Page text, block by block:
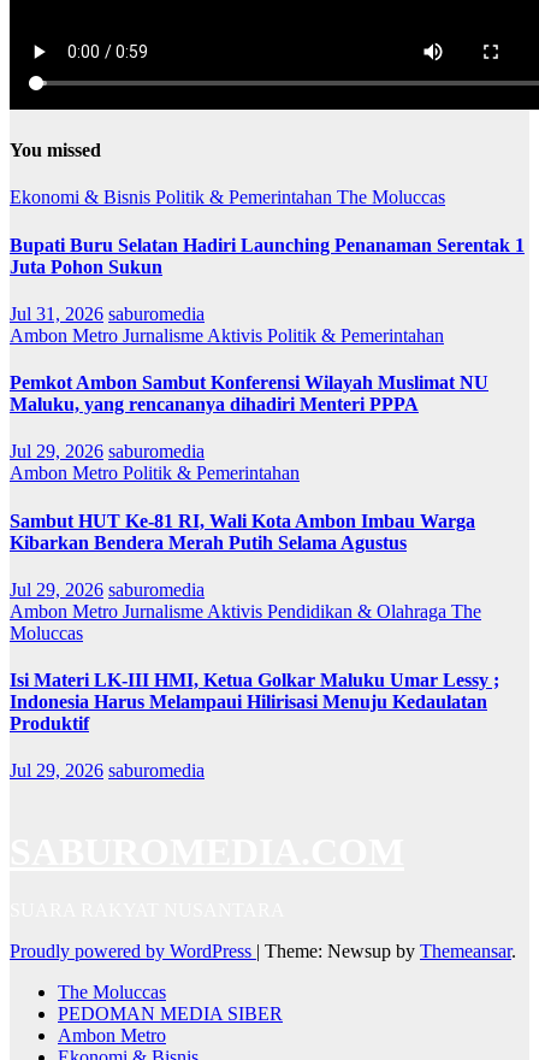
You missed
Ekonomi & Bisnis Politik & Pemerintahan The Moluccas
Bupati Buru Selatan Hadiri Launching Penanaman Serentak 1
Juta Pohon Sukun
Jul 31, 2026 saburomedia
Ambon Metro Jurnalisme Aktivis Politik & Pemerintahan
Pemkot Ambon Sambut Konferensi Wilayah Muslimat NU
Maluku, yang rencananya dihadiri Menteri PPPA
Jul 29, 2026 saburomedia
Ambon Metro Politik & Pemerintahan
Sambut HUT Ke-81 RI, Wali Kota Ambon Imbau Warga
Kibarkan Bendera Merah Putih Selama Agustus
Jul 29, 2026 saburomedia
Ambon Metro Jurnalisme Aktivis Pendidikan & Olahraga The
Moluccas
Isi Materi LK-III HMI, Ketua Golkar Maluku Umar Lessy ;
Indonesia Harus Melampaui Hilirisasi Menuju Kedaulatan
Produktif
Jul 29, 2026 saburomedia
Proudly powered by WordPress | Theme: Newsup by Themeansar.
The Moluccas
PEDOMAN MEDIA SIBER
Ambon Metro